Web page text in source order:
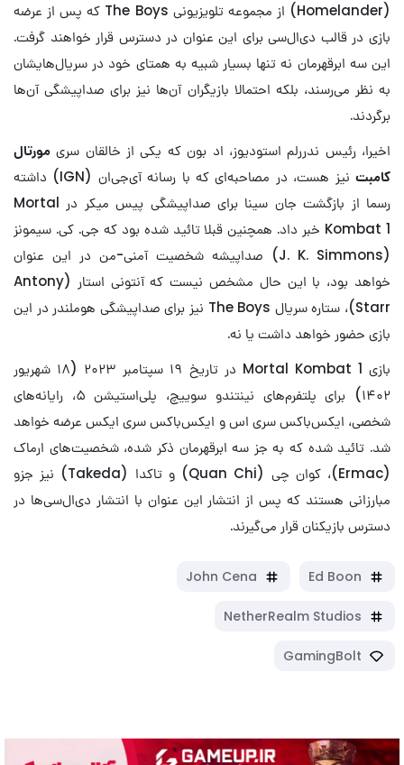
(Homelander) از مجموعه تلویزیونی The Boys که پس از عرضه
بازی در قالب دی‌ال‌سی برای این عنوان در دسترس قرار خواهند گرفت.
این سه ابرقهرمان نه تنها بسیار شبیه به همتای خود در سریال‌هایشان
به نظر می‌رسند، بلکه احتمالا بازیگران آن‌ها نیز برای صداپیشگی آن‌ها
برگردند.
اخیرا، رئیس ندررلم استودیوز، اد بون که یکی از خالقان سری مورتال
کامبت
نیز هست، در مصاحبه‌ای که با رسانه آی‌جی‌ان (IGN) داشته
رسما از بازگشت جان سینا برای صداپیشگی پیس میکر در Mortal
Kombat 1 خبر داد. همچنین قبلا تائید شده بود که جی. کی. سیمونز
(J. K. Simmons) صداپیشه شخصیت آمنی-من در این عنوان
خواهد بود، با این حال مشخص نیست که آنتونی استار (Antony
Starr)، ستاره سریال The Boys نیز برای صداپیشگی هوملندر در این
بازی حضور خواهد داشت یا نه.
بازی Mortal Kombat 1 در تاریخ ۱۹ سپتامبر ۲۰۲۳ (۱۸ شهریور
۱۴۰۲) برای پلتفرم‌های نینتندو سوییچ، پلی‌استیشن ۵، رایانه‌های
شخصی، ایکس‌باکس سری اس و ایکس‌باکس سری ایکس عرضه خواهد
شد. تائيد شده که به جز سه ابرقهرمان ذکر شده، شخصیت‌های ارماک
(Ermac)، کوان چی (Quan Chi) و تاکدا (Takeda) نیز جزو
مبارزانی هستند که پس از انتشار این عنوان با انتشار دی‌ال‌سی‌ها در
دسترس بازیکنان قرار می‌گیرند.
Ed Boon
John Cena
NetherRealm Studios
GamingBolt